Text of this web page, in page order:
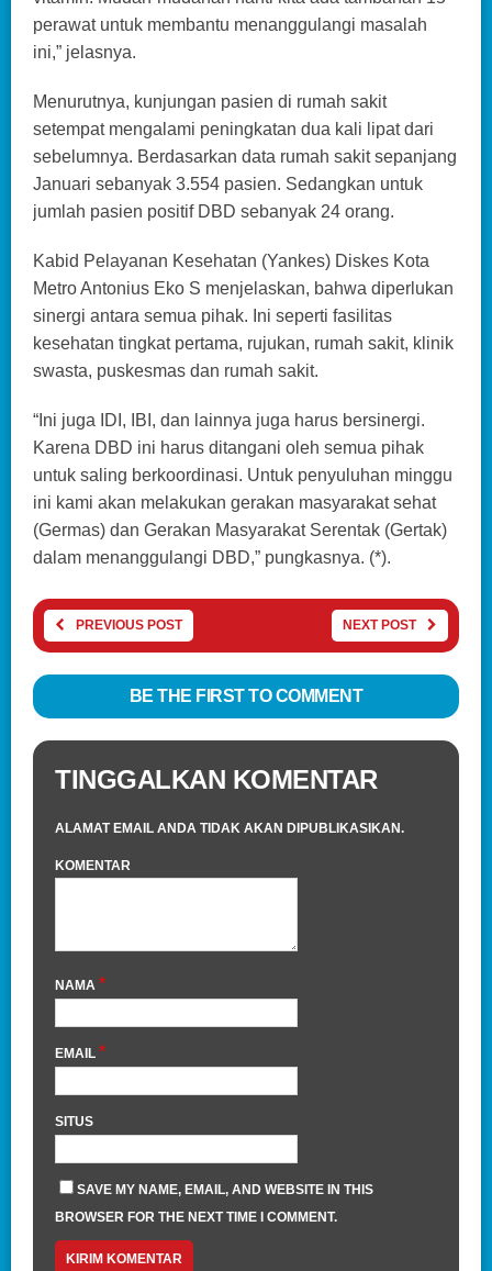
perawat untuk membantu menanggulangi masalah
ini,” jelasnya.
Menurutnya, kunjungan pasien di rumah sakit
setempat mengalami peningkatan dua kali lipat dari
sebelumnya. Berdasarkan data rumah sakit sepanjang
Januari sebanyak 3.554 pasien. Sedangkan untuk
jumlah pasien positif DBD sebanyak 24 orang.
Kabid Pelayanan Kesehatan (Yankes) Diskes Kota
Metro Antonius Eko S menjelaskan, bahwa diperlukan
sinergi antara semua pihak. Ini seperti fasilitas
kesehatan tingkat pertama, rujukan, rumah sakit, klinik
swasta, puskesmas dan rumah sakit.
“Ini juga IDI, IBI, dan lainnya juga harus bersinergi.
Karena DBD ini harus ditangani oleh semua pihak
untuk saling berkoordinasi. Untuk penyuluhan minggu
ini kami akan melakukan gerakan masyarakat sehat
(Germas) dan Gerakan Masyarakat Serentak (Gertak)
dalam menanggulangi DBD,” pungkasnya. (*).
PREVIOUS POST NEXT POST
BE THE FIRST TO COMMENT
TINGGALKAN KOMENTAR
ALAMAT EMAIL ANDA TIDAK AKAN DIPUBLIKASIKAN.
KOMENTAR
NAMA *
EMAIL *
SITUS
SAVE MY NAME, EMAIL, AND WEBSITE IN THIS
BROWSER FOR THE NEXT TIME I COMMENT.